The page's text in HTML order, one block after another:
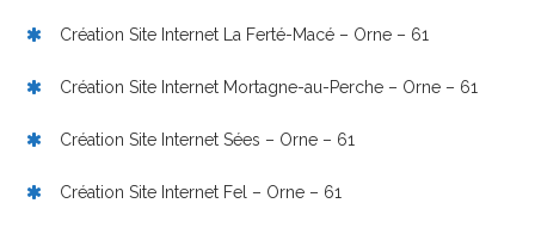
Création Site Internet La Ferté-Macé – Orne – 61
Création Site Internet Mortagne-au-Perche – Orne – 61
Création Site Internet Sées – Orne – 61
Création Site Internet Fel – Orne – 61